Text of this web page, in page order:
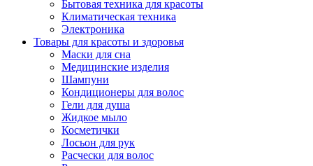
Бытовая техника для красоты
Климатическая техника
Электроника
Товары для красоты и здоровья
Маски для сна
Медицинские изделия
Шампуни
Кондиционеры для волос
Гели для душа
Жидкое мыло
Косметички
Лосьон для рук
Расчески для волос